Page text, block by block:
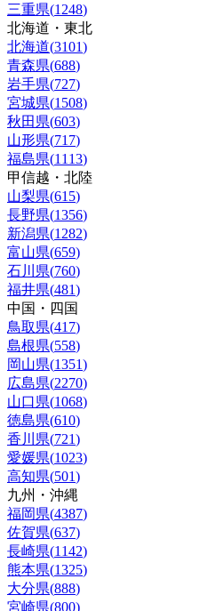
三重県(1248)
北海道・東北
北海道(3101)
青森県(688)
岩手県(727)
宮城県(1508)
秋田県(603)
山形県(717)
福島県(1113)
甲信越・北陸
山梨県(615)
長野県(1356)
新潟県(1282)
富山県(659)
石川県(760)
福井県(481)
中国・四国
鳥取県(417)
島根県(558)
岡山県(1351)
広島県(2270)
山口県(1068)
徳島県(610)
香川県(721)
愛媛県(1023)
高知県(501)
九州・沖縄
福岡県(4387)
佐賀県(637)
長崎県(1142)
熊本県(1325)
大分県(888)
宮崎県(800)